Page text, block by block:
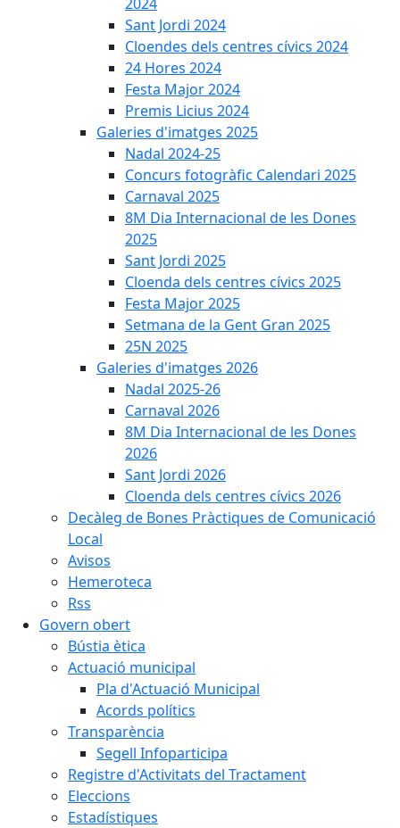
Sant Jordi 2024
Cloendes dels centres cívics 2024
24 Hores 2024
Festa Major 2024
Premis Licius 2024
Galeries d'imatges 2025
Nadal 2024-25
Concurs fotogràfic Calendari 2025
Carnaval 2025
8M Dia Internacional de les Dones
2025
Sant Jordi 2025
Cloenda dels centres cívics 2025
Festa Major 2025
Setmana de la Gent Gran 2025
25N 2025
Galeries d'imatges 2026
Nadal 2025-26
Carnaval 2026
8M Dia Internacional de les Dones
2026
Sant Jordi 2026
Cloenda dels centres cívics 2026
Decàleg de Bones Pràctiques de Comunicació
Local
Avisos
Hemeroteca
Rss
Govern obert
Bústia ètica
Actuació municipal
Pla d'Actuació Municipal
Acords polítics
Transparència
Segell Infoparticipa
Registre d'Activitats del Tractament
Eleccions
Estadístiques